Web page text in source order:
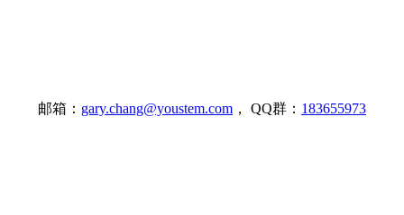
邮箱： gary.chang@youstem.com ， QQ群： 183655973